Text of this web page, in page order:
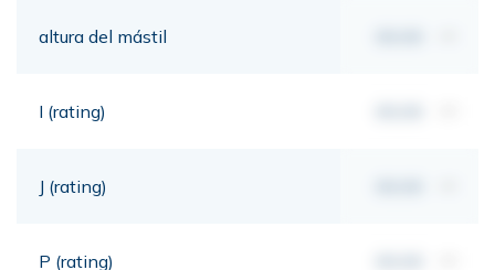
altura del mástil
I (rating)
J (rating)
P (rating)